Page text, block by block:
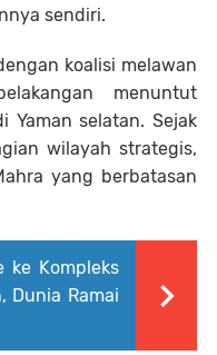
sendiri.
koalisi melawan
menuntut
Yaman selatan. Sejak
wilayah strategis,
yang berbatasan
ke Kompleks
Dunia Ramai